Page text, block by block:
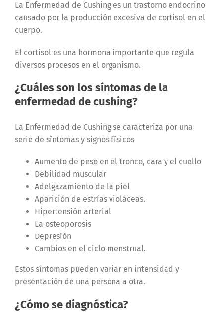
La Enfermedad de Cushing es un trastorno endocrino
causado por la producción excesiva de cortisol en el
cuerpo.
El cortisol es una hormona importante que regula
diversos procesos en el organismo.
¿Cuáles son los síntomas de la
enfermedad de cushing?
La Enfermedad de Cushing se caracteriza por una
serie de síntomas y signos físicos
Aumento de peso en el tronco, cara y el cuello
Debilidad muscular
Adelgazamiento de la piel
Aparición de estrías violáceas.
Hipertensión arterial
La osteoporosis
Depresión
Cambios en el ciclo menstrual.
Estos síntomas pueden variar en intensidad y
presentación de una persona a otra.
¿Cómo se diagnóstica?